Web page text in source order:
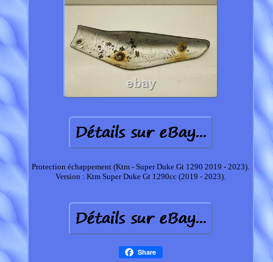
Protection échappement (Ktm - Super Duke Gt 1290 2019 - 2023).
Version : Ktm Super Duke Gt 1290cc (2019 - 2023).
Share